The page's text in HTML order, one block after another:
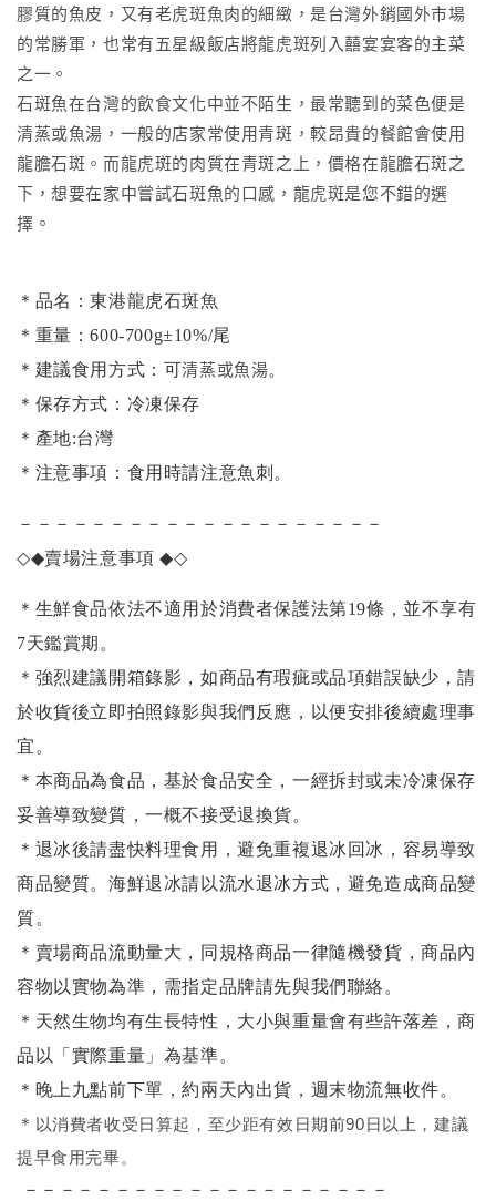
膠質的魚皮，又有老虎斑魚肉的細緻，是台灣外銷國外市場
的常勝軍，也常有五星級飯店將龍虎斑列入囍宴宴客的主菜
之一。
石斑魚在台灣的飲食文化中並不陌生，最常聽到的菜色便是
清蒸或魚湯，一般的店家常使用青斑，較昂貴的餐館會使用
龍膽石斑。而龍虎斑的肉質在青斑之上，價格在龍膽石斑之
下，想要在家中嘗試石斑魚的口感，龍虎斑是您不錯的選
擇。
＊品名：東港龍虎石斑魚
＊重量：600-700g±10%/尾
＊建議食用方式：可清蒸或魚湯。
＊保存方式：冷凍保存
＊產地:台灣
＊注意事項：食用時請注意魚刺。
－－－－－－－－－－－－－－－－－－－－
◇◆賣場注意事項◆◇
＊生鮮食品依法不適用於消費者保護法第19條，並不享有
7天鑑賞期。
＊強烈建議開箱錄影，如商品有瑕疵或品項錯誤缺少，請
於收貨後立即拍照錄影與我們反應，以便安排後續處理事
宜。
＊本商品為食品，基於食品安全，一經拆封或未冷凍保存
妥善導致變質，一概不接受退換貨。
＊退冰後請盡快料理食用，避免重複退冰回冰，容易導致
商品變質。海鮮退冰請以流水退冰方式，避免造成商品變
質。
＊賣場商品流動量大，同規格商品一律隨機發貨，商品內
容物以實物為準，需指定品牌請先與我們聯絡。
＊天然生物均有生長特性，大小與重量會有些許落差，商
品以「實際重量」為基準。
＊晚上九點前下單，約兩天內出貨，週末物流無收件。
＊ 以消費者收受日算起，至少距有效日期前90日以上，建議
提早食用完畢。
－－－－－－－－－－－－－－－－－－－－